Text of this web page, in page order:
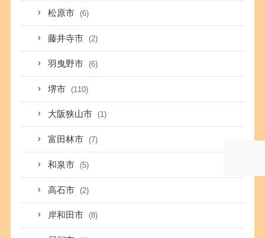
松原市 (6)
藤井寺市 (2)
羽曳野市 (6)
堺市 (110)
大阪狭山市 (1)
富田林市 (7)
和泉市 (5)
高石市 (2)
岸和田市 (8)